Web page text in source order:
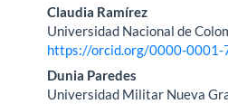
Claudia Ramírez
Universidad Nacional de
https://orcid.org/0000-
Dunia Paredes
Universidad Militar Nueva